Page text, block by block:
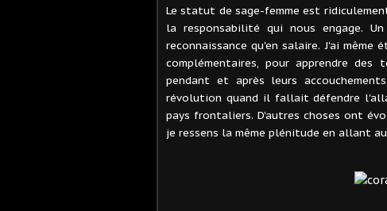
Le statut de sage-femme est
la responsabilité qui nous engage.
reconnaissance qu'en salaire. J'ai même
complémentaires, pour apprendre des
pendant et après leurs
révolution quand il fallait défendre
pays frontaliers. D'autres choses ont
je ressens la même plénitude en allant